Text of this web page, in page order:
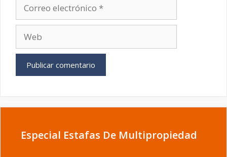
electrónico
Especial Estafas De Multipropiedad